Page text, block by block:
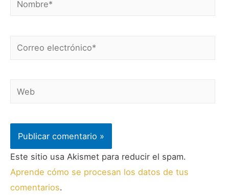
Este sitio usa Akismet para reducir el spam.
Aprende cómo se procesan los datos de tus
comentarios.